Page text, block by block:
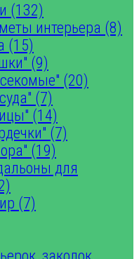
(132)
интерьера (8)
(15)
(9)
(20)
(7)
(14)
(7)
(19)
для
(7)